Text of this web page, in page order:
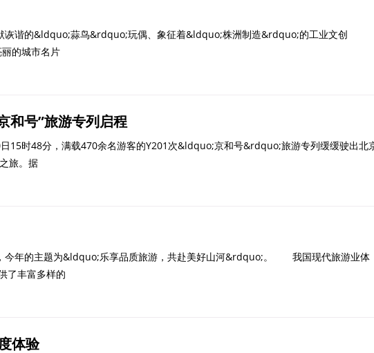
谐的&ldquo;蒜鸟&rdquo;玩偶、象征着&ldquo;株洲制造&rdquo;的工业文创
的城市名片
和号”旅游专列启程
时48分，满载470余名游客的Y201次&ldquo;京和号&rdquo;旅游专列缓缓驶出北
旅。据
年的主题为&ldquo;乐享品质旅游，共赴美好山河&rdquo;。 我国现代旅游业体
了丰富多样的
体验